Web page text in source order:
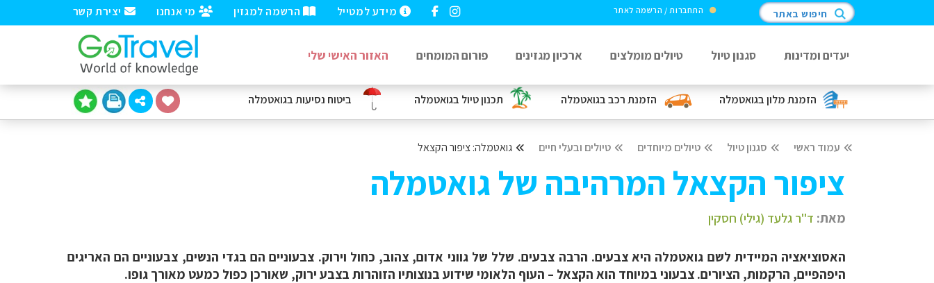
הזמנת מלוןבגואטמלה הזמנת רכבבגואטמלה תכנון טיול בגואטמלה ביטוח נסיעותבגואטמלה
יצירת קשר מי אנחנו הרשמה למגזין מידע למטייל התחברות / הרשמה לאתר חיפוש באתר
יעדים ומדינות סגנון טיול טיולים מומלצים ארכיון מגזינים פורום המומחים האזור האישי שלי
עמוד ראשי סגנון טיול טיולים מיוחדים טיולים ובעלי חיים גואטמלה: ציפור הקצאל
ציפור הקצאל המרהיבה של גואטמלה
מאת: ד"ר גלעד (גילי) חסקין
האסוציאציה המיידית לשם גואטמלה היא צבעים. הרבה צבעים. שלל של גווני אדום, צהוב, כחול וירוק. צבעוניים הם בגדי הנשים, צבעוניים הם האריגים
היפהפיים, הרקמות, הציורים. צבעוני במיוחד הוא הקצאל – העוף הלאומי שידוע בנוצותיו הזוהרות בצבע ירוק, שאורכן כפול כמעט מאורך גופו.